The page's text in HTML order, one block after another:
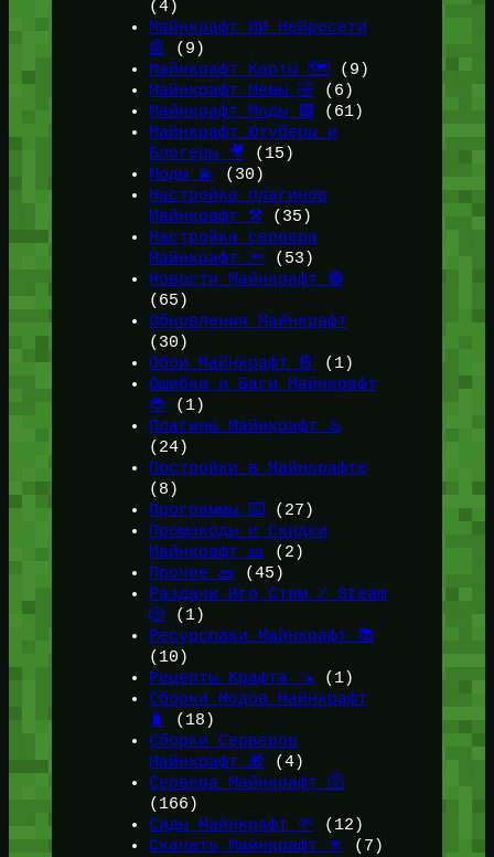
(4)
Майнкрафт ИИ Нейросети
🤖
(9)
Майнкрафт Карты 🗺️(9)
Майнкрафт Мемы 🤣 (6)
Майнкрафт Моды 🟩 (61)
Майнкрафт Ютуберы и
Блогеры 🎥
(15)
Моды 💫
(30)
Настройка плагинов
Майнкрафт ⚒️(35)
Настройка сервера
Майнкрафт 🔦 (53)
Новости Майнкрафт 🔴
(65)
Обновления Майнкрафт
(30)
Обои Майнкрафт 📔
(1)
Ошибки и Баги Майнкрафт
🐞(1)
Плагины Майнкрафт ♨️
(24)
Постройки в Майнкрафте
(8)
Программы ⌨️(27)
Промокоды и Скидки
Майнкрафт 🎫
(2)
Прочее 🧱 (45)
Раздачи Игр Стим / Steam
🎲 (1)
Ресурспаки Майнкрафт 📚
(10)
Рецепты Крафта 🪚 (1)
Сборки Модов Майнкрафт
🧳
(18)
Сборки Серверов
Майнкрафт 🎁 (4)
Сервера Майнкрафт 🛜
(166)
Сиды Майнкрафт 🌱
(12)
Скачать Майнкрафт 🔽
(7)